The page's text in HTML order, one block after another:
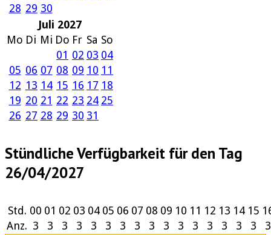
28 29 30
Juli 2027
Mo Di Mi Do Fr Sa So
01 02 03 04
05 06 07 08 09 10 11
12 13 14 15 16 17 18
19 20 21 22 23 24 25
26 27 28 29 30 31
Stündliche Verfügbarkeit für den Tag
26/04/2027
Std. 00 01 02 03 04 05 06 07 08 09 10 11 12 13 14 15
Anz. 3 3 3 3 3 3 3 3 3 3 3 3 3 3 3 3 3